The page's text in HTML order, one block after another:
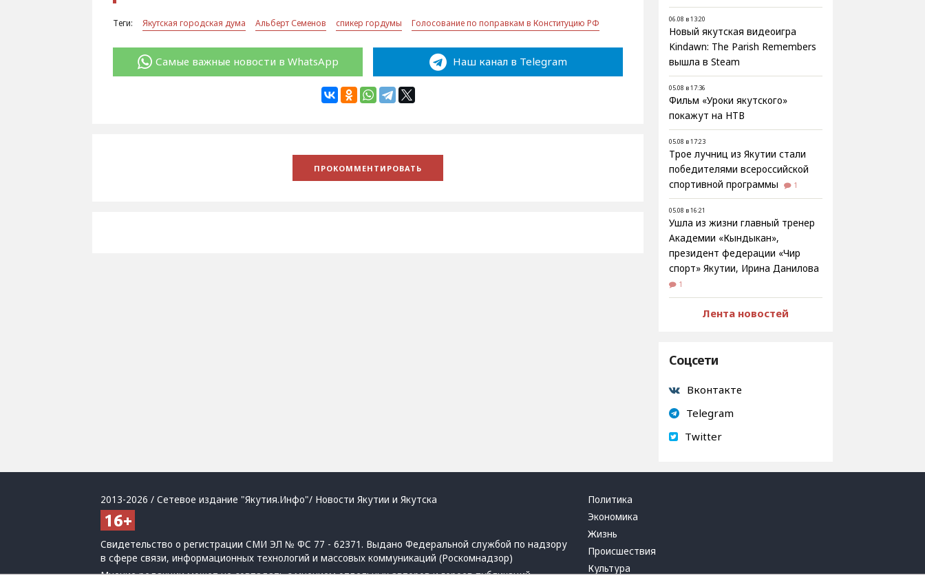
Теги: Якутская городская дума Альберт Семенов спикер гордумы Голосование по поправкам в Конституцию РФ
Самые важные новости в WhatsApp Наш канал в Telegram
06.08 в 13:20
Новый якутская видеоигра
Kindawn: The Parish Remembers
вышла в Steam
05.08 в 17:36
Фильм «Уроки якутского»
покажут на НТВ
05.08 в 17:23
Трое лучниц из Якутии стали
победителями всероссийской
спортивной программы
1
05.08 в 16:21
Ушла из жизни главный тренер
Академии «Кындыкан»,
президент федерации «Чир
спорт» Якутии, Ирина Данилова
1
Лента новостей
Соцсети
Вконтакте
Telegram
Twitter
2013-2026 / Сетевое издание "Якутия.Инфо"/ Новости Якутии и Якутска
Свидетельство о регистрации СМИ ЭЛ № ФС 77 - 62371. Выдано Федеральной службой по надзору
в сфере связи, информационных технологий и массовых коммуникаций (Роскомнадзор)
Мнение редакции может не совпадать с мнением отдельных авторов и героев публикаций.
Политика
Экономика
Жизнь
Происшествия
Культура